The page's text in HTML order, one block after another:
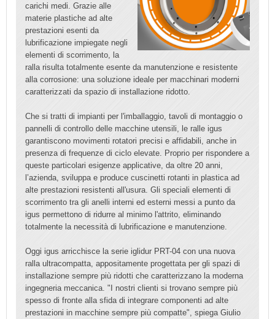
carichi medi. Grazie alle
materie plastiche ad alte
prestazioni esenti da
lubrificazione impiegate negli
elementi di scorrimento, la
ralla risulta totalmente esente da manutenzione e resistente
alla corrosione: una soluzione ideale per macchinari moderni
caratterizzati da spazio di installazione ridotto.
Che si tratti di impianti per l'imballaggio, tavoli di montaggio o
pannelli di controllo delle macchine utensili, le ralle igus
garantiscono movimenti rotatori precisi e affidabili, anche in
presenza di frequenze di ciclo elevate. Proprio per rispondere a
queste particolari esigenze applicative, da oltre 20 anni,
l’azienda, sviluppa e produce cuscinetti rotanti in plastica ad
alte prestazioni resistenti all'usura. Gli speciali elementi di
scorrimento tra gli anelli interni ed esterni messi a punto da
igus permettono di ridurre al minimo l'attrito, eliminando
totalmente la necessità di lubrificazione e manutenzione.
Oggi igus arricchisce la serie iglidur PRT-04 con una nuova
ralla ultracompatta, appositamente progettata per gli spazi di
installazione sempre più ridotti che caratterizzano la moderna
ingegneria meccanica. "I nostri clienti si trovano sempre più
spesso di fronte alla sfida di integrare componenti ad alte
prestazioni in macchine sempre più compatte", spiega Giulio